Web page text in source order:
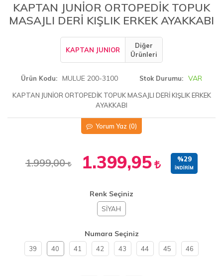
KAPTAN JUNİOR ORTOPEDİK TOPUK
MASAJLI DERİ KIŞLIK ERKEK AYAKKABI
KAPTAN JUNIOR
Diğer
Ürünleri
Ürün Kodu MULUE 200-3100 Stok Durumu VAR
KAPTAN JUNİOR ORTOPEDİK TOPUK MASAJLI DERİ KIŞLIK ERKEK
AYAKKABI
Yorum Yaz (0)
1.999,00 1.399,95 %29
İNDIRIM
Renk Seçiniz
SİYAH
Numara Seçiniz
39 40 41 42 43 44 45 46